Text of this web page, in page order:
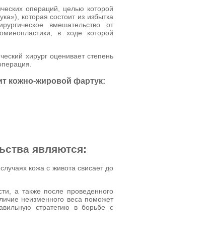
операций, целью которой
которая состоит из избытка
вмешательство от
в ходе которой
хирург оценивает степень
кожно-жировой фартук:
являются:
кожа с живота свисает до
а также после проведенного
неизменного веса поможет
стратегию в борьбе с